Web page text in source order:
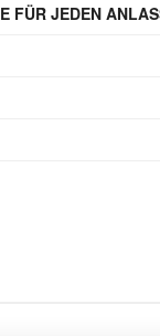
FÜR JEDEN ANLASS